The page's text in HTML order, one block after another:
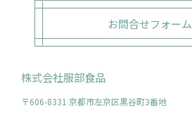
お問合せフォーム
株式会社服部食品
〒606-8331 京都市左京区黒谷町3番地